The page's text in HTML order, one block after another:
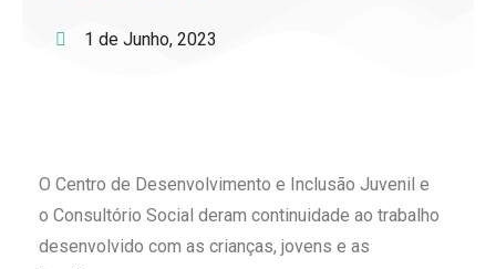
1 de Junho, 2023
O Centro de Desenvolvimento e Inclusão Juvenil e
o Consultório Social deram continuidade ao trabalho
desenvolvido com as crianças, jovens e as